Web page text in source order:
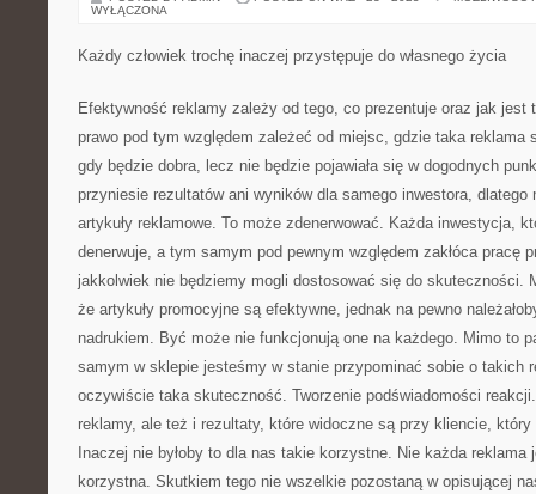
WYŁĄCZONA
Każdy człowiek trochę inaczej przystępuje do własnego życia
Efektywność reklamy zależy od tego, co prezentuje oraz jak jest
prawo pod tym względem zależeć od miejsc, gdzie taka reklama
gdy będzie dobra, lecz nie będzie pojawiała się w dogodnych
przyniesie rezultatów ani wyników dla samego inwestora, dlatego
artykuły reklamowe. To może zdenerwować. Każda inwestycja,
denerwuje, a tym samym pod pewnym względem zakłóca pracę
jakkolwiek nie będziemy mogli dostosować się do skuteczności.
że artykuły promocyjne są efektywne, jednak na pewno
nadrukiem. Być może nie funkcjonują one na każdego. Mimo to
samym w sklepie jesteśmy w stanie przypominać sobie o takich
oczywiście taka skuteczność. Tworzenie podświadomości
reklamy, ale też i rezultaty, które widoczne są przy kliencie, który
Inaczej nie byłoby to dla nas takie korzystne. Nie każda reklama
korzystna. Skutkiem tego nie wszelkie pozostaną w opisującej